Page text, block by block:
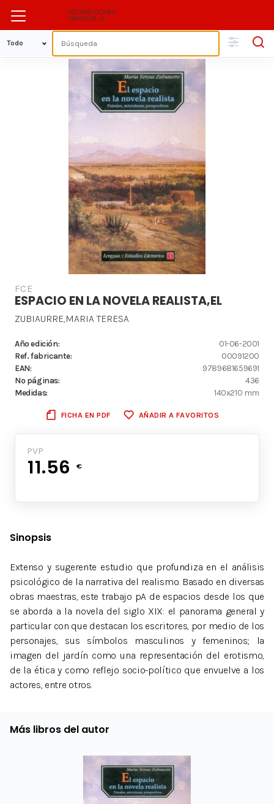
FCE
ESPACIO EN LA NOVELA REALISTA,EL
ZUBIAURRE,MARIA TERESA
Año edición:
01-06-2001
Ref. fabricante:
00091200
EAN:
9789681659691
Nº páginas:
436
Medidas:
140x210 mm
FICHA EN PDF AÑADIR A FAVORITOS
PVP
11.56 €
Sinopsis
Extenso y sugerente estudio que profundiza en el análisis
psicológico de la narrativa del realismo. Basado en diversas
obras maestras, este trabajo pA de espacios desde los que
se aborda a la novela del siglo XIX: el panorama general y
particular con que destacan los escritores, por medio de los
personajes, sus símbolos masculinos y femeninos; la
imagen del jardín como una representación del erotismo,
de la ética y como reflejo socio-político que envuelve a los
actores, entre otros.
Más libros del autor